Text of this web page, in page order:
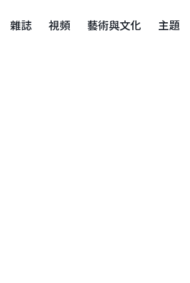
雜誌 視頻 藝術與文化 主題